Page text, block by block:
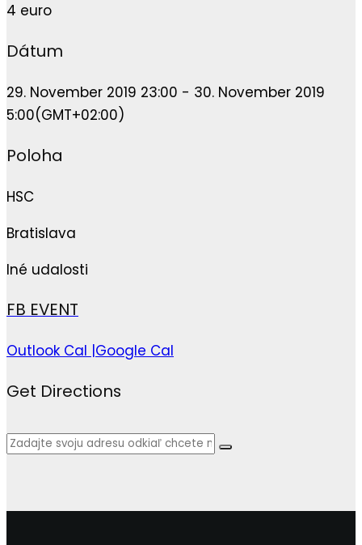
4 euro
Dátum
29. November 2019 23:00 - 30. November 2019
5:00(GMT+02:00)
Poloha
HSC
Bratislava
Iné udalosti
FB EVENT
Outlook Cal |Google Cal
Get Directions